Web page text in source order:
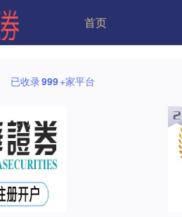
首页
已收录999+家平台